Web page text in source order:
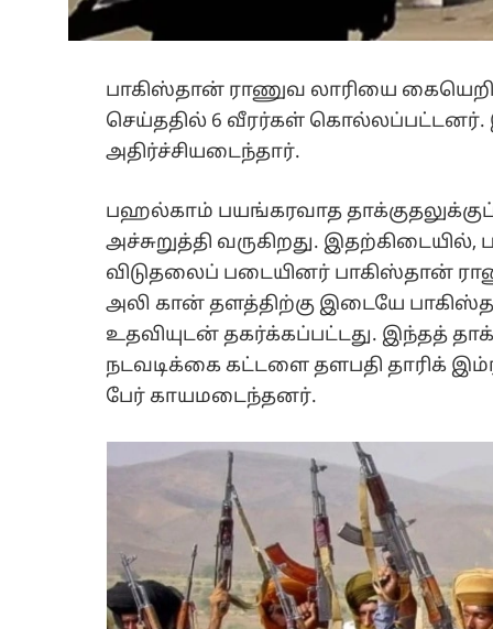
பாகிஸ்தான் ராணுவ லாரியை கையெறி
செய்ததில் 6 வீரர்கள் கொல்லப்பட்டனர்.
அதிர்ச்சியடைந்தார்.
பஹல்காம் பயங்கரவாத
அச்சுறுத்தி வருகிறது.
விடுதலைப் படையினர் பாகிஸ்தான்
அலி கான் தளத்திற்கு இடையே
உதவியுடன் தகர்க்கப்பட்டது. இந்தத்
நடவடிக்கை கட்டளை தளபதி தாரிக்
பேர் காயமடைந்தனர்.